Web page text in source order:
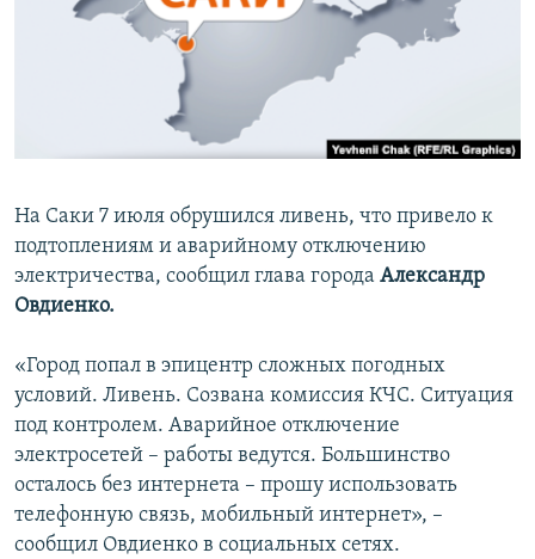
ПОБЕДИТЕЛЕЙ НЕ СУДЯТ?
КРЫМ.НЕПОКОРЕННЫЙ
УКРАИНСКАЯ ПРОБЛЕМА КРЫМА
ПРИСОЕДИНЯЙТЕСЬ!
На Саки 7 июля обрушился ливень, что привело к
подтоплениям и аварийному отключению
электричества, сообщил глава города Александр
Овдиенко.
«Город попал в эпицентр сложных погодных
условий. Ливень. Созвана комиссия КЧС. Ситуация
под контролем. Аварийное отключение
электросетей – работы ведутся. Большинство
осталось без интернета – прошу использовать
телефонную связь, мобильный интернет», –
сообщил Овдиенко в социальных сетях.